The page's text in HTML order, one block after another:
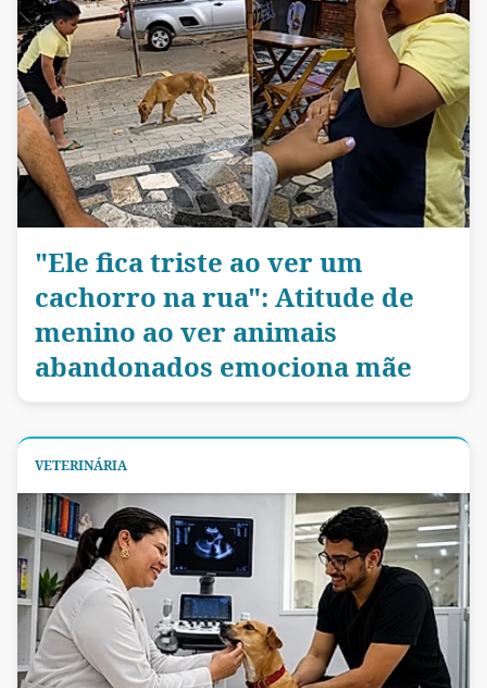
"Ele fica triste ao ver um
cachorro na rua": Atitude de
menino ao ver animais
abandonados emociona mãe
VETERINÁRIA